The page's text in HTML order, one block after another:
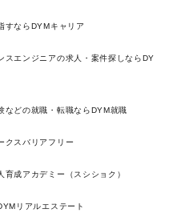
すならDYMキャリア
スエンジニアの求人・案件探しならDY
などの就職・転職ならDYM就職
クスバリアフリー
成アカデミー（スシショク）
リアルエステート